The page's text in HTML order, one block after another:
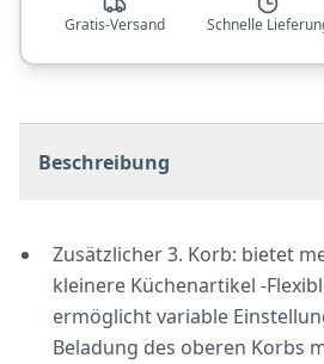
Gratis-Versand Schnelle
Beschreibung
Zusätzlicher 3. Korb: bietet
kleinere Küchenartikel -
ermöglicht variable
Beladung des oberen Korbs